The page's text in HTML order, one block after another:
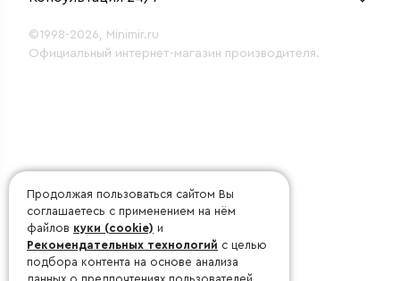
©1998-2026, Minimir.ru
Официальный интернет-магазин производителя.
Продолжая пользоваться сайтом Вы
соглашаетесь с применением на нём
файлов куки (cookie) и
Рекомендательных технологий с целью
подбора контента на основе анализа